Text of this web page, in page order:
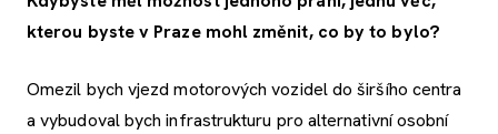
kterou byste v Praze mohl změnit, co by to bylo?
Omezil bych vjezd motorových vozidel do širšího centra
a vybudoval bych infrastrukturu pro alternativní osobní